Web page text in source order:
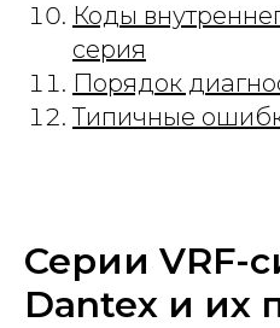
Коды
серия
Порядок
Типичные
Серии VRF-
Dantex и их